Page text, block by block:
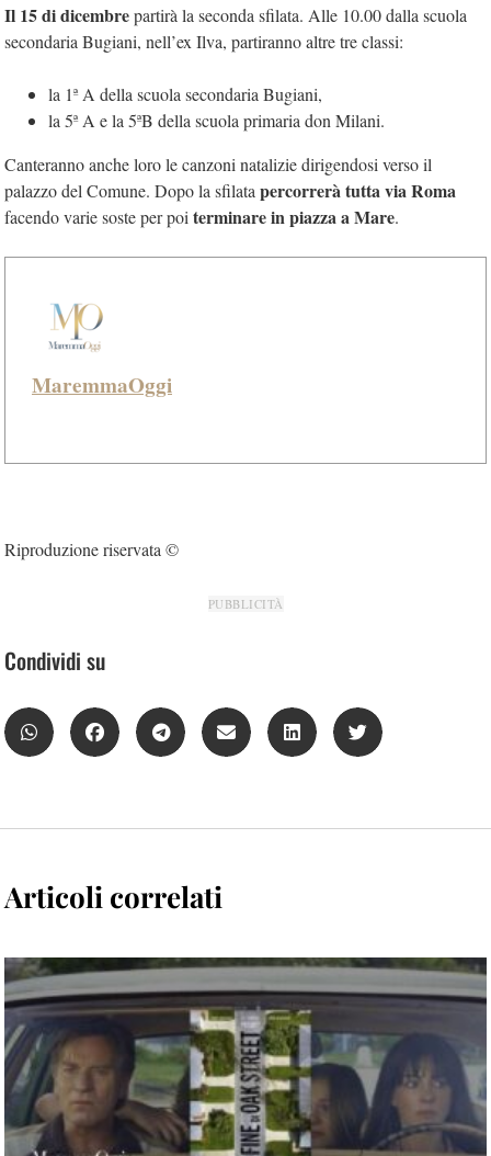
Il 15 di dicembrepartirà la seconda sfilata. Alle 10.00 dalla scuola
secondaria Bugiani, nell’ex Ilva, partiranno altre tre classi:
la 1ª A della scuola secondaria Bugiani,
la 5ª A e la 5ªB della scuola primaria don Milani.
Canteranno anche loro le canzoni natalizie dirigendosi verso il
palazzo del Comune. Dopo la sfilata percorrerà tutta via Roma
facendo varie soste per poi terminare in piazza a Mare.
MaremmaOggi
Riproduzione riservata ©
PUBBLICITÀ
Condividi su
Articoli correlati